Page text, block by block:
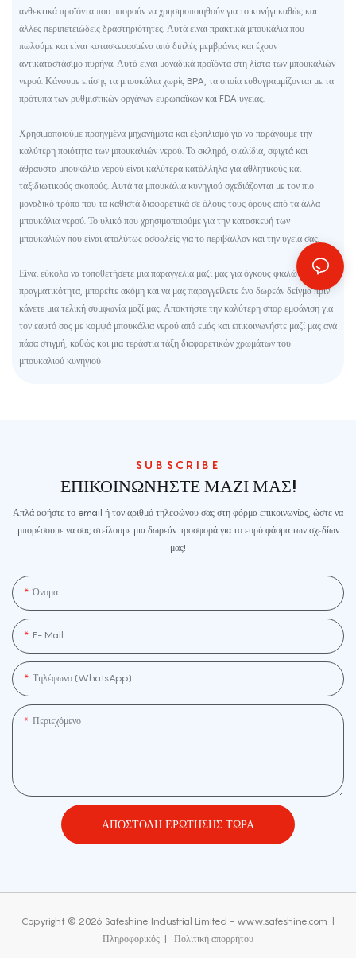
ανθεκτικά προϊόντα που μπορούν να χρησιμοποιηθούν για το κυνήγι καθώς και
άλλες περιπετειώδεις δραστηριότητες. Αυτά είναι πρακτικά μπουκάλια που
πωλούμε και είναι κατασκευασμένα από διπλές μεμβράνες και έχουν
αντικαταστάσιμο πυρήνα. Αυτά είναι μοναδικά προϊόντα στη λίστα των μπουκαλιών
νερού. Κάνουμε επίσης τα μπουκάλια χωρίς BPA, τα οποία ευθυγραμμίζονται με τα
πρότυπα των ρυθμιστικών οργάνων ευρωπαϊκών και FDA υγείας.
Χρησιμοποιούμε προηγμένα μηχανήματα και εξοπλισμό για να παράγουμε την
καλύτερη ποιότητα των μπουκαλιών νερού. Τα σκληρά, φιαλίδια, σφιχτά και
άθραυστα μπουκάλια νερού είναι καλύτερα κατάλληλα για αθλητικούς και
ταξιδιωτικούς σκοπούς. Αυτά τα μπουκάλια κυνηγιού σχεδιάζονται με τον πιο
μοναδικό τρόπο που τα καθιστά διαφορετικά σε όλους τους όρους από τα άλλα
μπουκάλια νερού. Το υλικό που χρησιμοποιούμε για την κατασκευή των
μπουκαλιών που είναι απολύτως ασφαλείς για το περιβάλλον και την υγεία σας.
Είναι εύκολο να τοποθετήσετε μια παραγγελία μαζί μας για όγκους φιαλών. Στην
πραγματικότητα, μπορείτε ακόμη και να μας παραγγείλετε ένα δωρεάν δείγμα πριν
κάνετε μια τελική συμφωνία μαζί μας. Αποκτήστε την καλύτερη σπορ εμφάνιση για
τον εαυτό σας με κομψά μπουκάλια νερού από εμάς και επικοινωνήστε μαζί μας ανά
πάσα στιγμή, καθώς και μια τεράστια τάξη διαφορετικών χρωμάτων του
μπουκαλιού κυνηγιού
SUBSCRIBE
ΕΠΙΚΟΙΝΩΝΉΣΤΕ ΜΑΖΊ ΜΑΣ!
Απλά αφήστε το email ή τον αριθμό τηλεφώνου σας στη φόρμα επικοινωνίας, ώστε να
μπορέσουμε να σας στείλουμε μια δωρεάν προσφορά για το ευρύ φάσμα των σχεδίων
μας!
Όνομα
E- Mail
Τηλέφωνο (WhatsApp)
Περιεχόμενο
ΑΠΟΣΤΟΛΉ ΕΡΏΤΗΣΗΣ ΤΏΡΑ
Copyright © 2026 Safeshine Industrial Limited - www.safeshine.com |
Πληροφορικός | Πολιτική απορρήτου